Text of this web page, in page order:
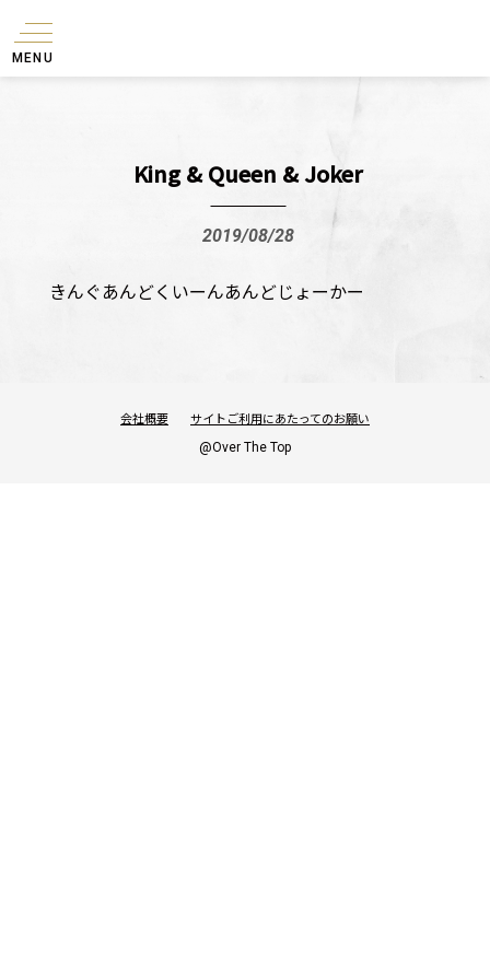
MENU
King & Queen & Joker
2019/08/28
きんぐあんどくいーんあんどじょーかー
会社概要 サイトご利用にあたってのお願い
@Over The Top